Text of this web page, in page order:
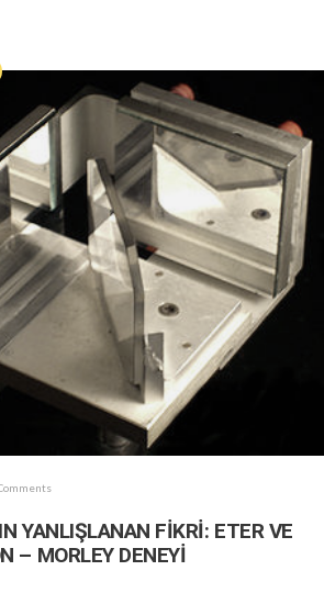
YANLIŞLANAN FİKRİ: ETER VE
– MORLEY DENEYİ